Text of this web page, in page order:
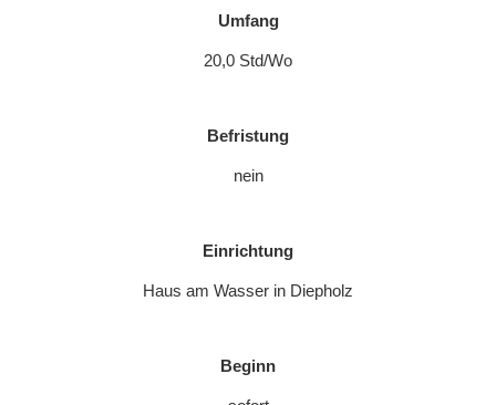
Umfang
20,0 Std/Wo
Befristung
nein
Einrichtung
Haus am Wasser in Diepholz
Beginn